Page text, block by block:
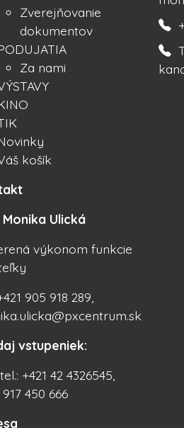
Zverejňovanie
dokumentov
Za nami
košík
Monika Ulická
výkonom funkcie
905 918 289,
vstupeniek:
+421 42 4326545,
917 450 666